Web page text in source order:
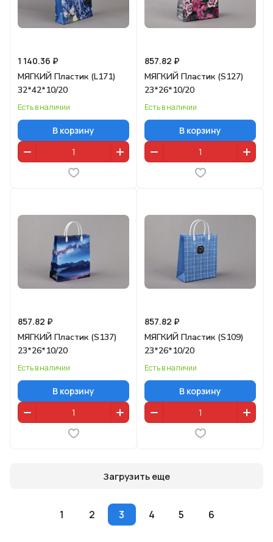
1 140.36 ₽
МЯГКИЙ Пластик (L171)
32*42*10/20
Есть в наличии
В корзину
857.82 ₽
МЯГКИЙ Пластик (S127)
23*26*10/20
Есть в наличии
В корзину
857.82 ₽
МЯГКИЙ Пластик (S137)
23*26*10/20
Есть в наличии
В корзину
857.82 ₽
МЯГКИЙ Пластик (S109)
23*26*10/20
Есть в наличии
В корзину
Загрузить еще
1 2 3 4 5 6